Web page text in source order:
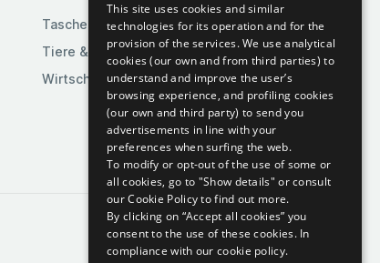
Taschen & Gepäck
Tiere & Tierbedarf
Wirtschaft & Industrie
This site uses cookies and similar
technologies for its operation and for the
provision of the services. We use analytical
cookies (our own and from third parties) to
understand and improve the user’s
browsing experience, and profiling cookies
(our own and third party) to send you
advertisements in line with your
preferences when surfing the web.
To modify or opt-out of the use of some or
all cookies, go to "Show details" or consult
our Cookie Policy to find out more.
By clicking on “Accept all cookies” you
consent to the use of these cookies. In
compliance with our cookie policy.